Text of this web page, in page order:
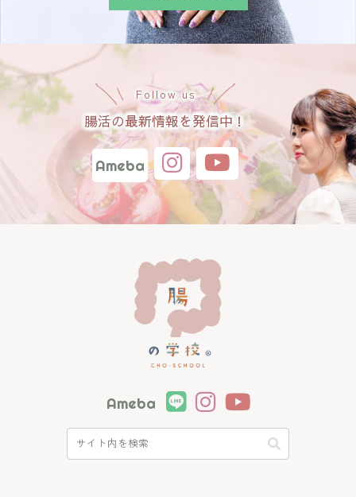
Follow us
腸活の最新情報を発信中！
Ameba
Ameba